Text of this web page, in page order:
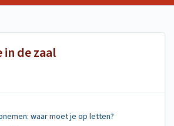
de zaal
waar moet je op letten?